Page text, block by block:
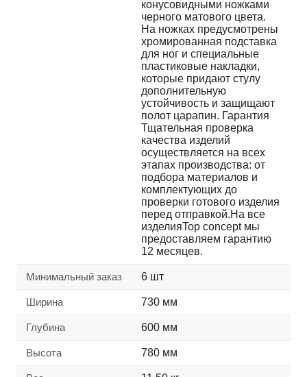
конусовидными ножками
черного матового цвета.
На ножках предусмотрены
хромированная подставка
для ног и специальные
пластиковые накладки,
которые придают стулу
дополнительную
устойчивость и защищают
полот царапин. Гарантия
Тщательная проверка
качества изделий
осуществляется на всех
этапах производства: от
подбора материалов и
комплектующих до
проверки готового изделия
перед отправкой.На все
изделияTop concept мы
предоставляем гарантию
12 месяцев.
Минимальный заказ 6 шт
Ширина 730 мм
Глубина 600 мм
Высота 780 мм